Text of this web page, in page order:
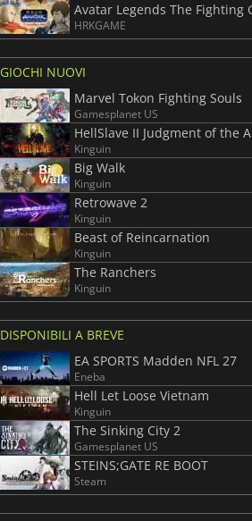
HRKGAME
GIOCHI NUOVI
Marvel Tokon Fighting Souls
Gamesplanet US
HellSlave II Judgment of the
Kinguin
Big Walk
Kinguin
Retrowave 2
Kinguin
Beast of Reincarnation
Kinguin
The Ranchers
Kinguin
DISPONIBILI A BREVE
EA SPORTS Madden NFL 27
Eneba
Hell Let Loose Vietnam
Kinguin
The Sinking City 2
Gamesplanet US
STEINS;GATE RE BOOT
Steam